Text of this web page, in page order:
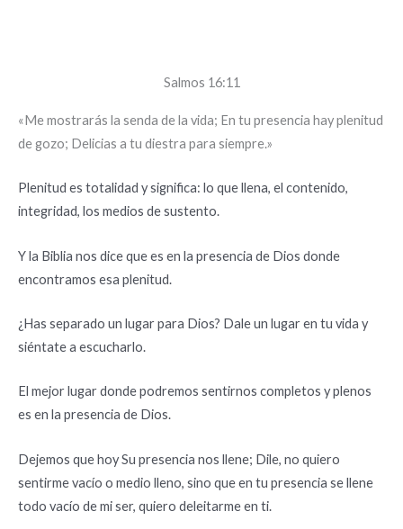
Salmos 16:11
«Me mostrarás la senda de la vida; En tu presencia hay plenitud
de gozo; Delicias a tu diestra para siempre.»
Plenitud es totalidad y significa: lo que llena, el contenido,
integridad, los medios de sustento.
Y la Biblia nos dice que es en la presencia de Dios donde
encontramos esa plenitud.
¿Has separado un lugar para Dios? Dale un lugar en tu vida y
siéntate a escucharlo.
El mejor lugar donde podremos sentirnos completos y plenos
es en la presencia de Dios.
Dejemos que hoy Su presencia nos llene; Dile, no quiero
sentirme vacío o medio lleno, sino que en tu presencia se llene
todo vacío de mi ser, quiero deleitarme en ti.